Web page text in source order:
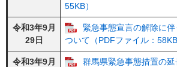
55KB）
令和3年9月
29日
緊急事態宣言の解除に
ついて（PDFファイル：58KB
令和3年9月
群馬県緊急事態措置の